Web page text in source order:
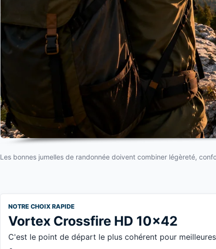
Les bonnes jumelles de randonnée doivent combiner légèreté,
NOTRE CHOIX RAPIDE
Vortex Crossfire HD 10x42
C'est le point de départ le plus cohérent pour